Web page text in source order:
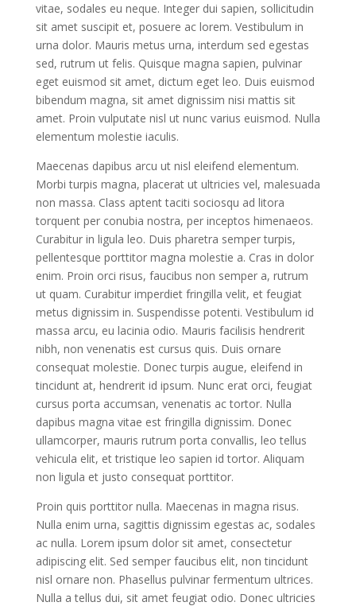
vitae, sodales eu neque. Integer dui sapien, sollicitudin
sit amet suscipit et, posuere ac lorem. Vestibulum in
urna dolor. Mauris metus urna, interdum sed egestas
sed, rutrum ut felis. Quisque magna sapien, pulvinar
eget euismod sit amet, dictum eget leo. Duis euismod
bibendum magna, sit amet dignissim nisi mattis sit
amet. Proin vulputate nisl ut nunc varius euismod. Nulla
elementum molestie iaculis.
Maecenas dapibus arcu ut nisl eleifend elementum.
Morbi turpis magna, placerat ut ultricies vel, malesuada
non massa. Class aptent taciti sociosqu ad litora
torquent per conubia nostra, per inceptos himenaeos.
Curabitur in ligula leo. Duis pharetra semper turpis,
pellentesque porttitor magna molestie a. Cras in dolor
enim. Proin orci risus, faucibus non semper a, rutrum
ut quam. Curabitur imperdiet fringilla velit, et feugiat
metus dignissim in. Suspendisse potenti. Vestibulum id
massa arcu, eu lacinia odio. Mauris facilisis hendrerit
nibh, non venenatis est cursus quis. Duis ornare
consequat molestie. Donec turpis augue, eleifend in
tincidunt at, hendrerit id ipsum. Nunc erat orci, feugiat
cursus porta accumsan, venenatis ac tortor. Nulla
dapibus magna vitae est fringilla dignissim. Donec
ullamcorper, mauris rutrum porta convallis, leo tellus
vehicula elit, et tristique leo sapien id tortor. Aliquam
non ligula et justo consequat porttitor.
Proin quis porttitor nulla. Maecenas in magna risus.
Nulla enim urna, sagittis dignissim egestas ac, sodales
ac nulla. Lorem ipsum dolor sit amet, consectetur
adipiscing elit. Sed semper faucibus elit, non tincidunt
nisl ornare non. Phasellus pulvinar fermentum ultrices.
Nulla a tellus dui, sit amet feugiat odio. Donec ultricies